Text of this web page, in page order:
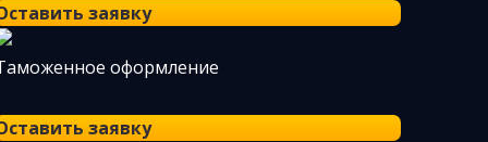
заявку
оформление
заявку